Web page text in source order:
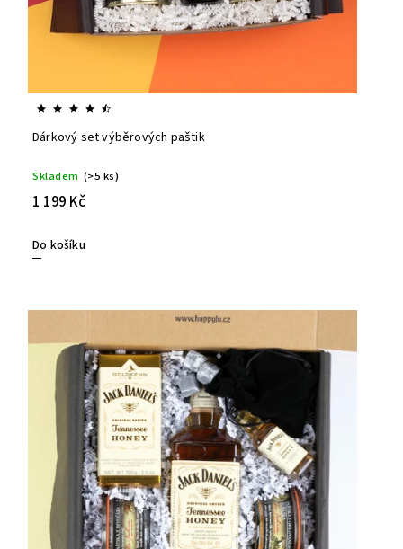
Dárkový set výběrových paštik
Skladem (>5 ks)
1 199 Kč
Do košíku